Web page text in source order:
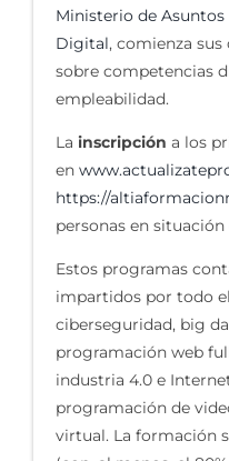
Ministerio de
Digital, comienza
sobre competencias
empleabilidad.
La inscripción a los
en
https://
personas en situación
Estos programas
impartidos por todo
ciberseguridad, big
programación web
industria 4.0 e
programación de
virtual. La formación